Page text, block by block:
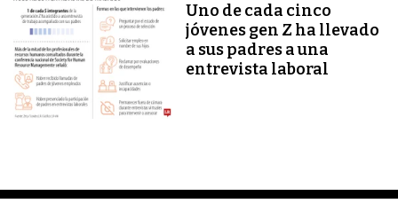
Uno de cada cinco
jóvenes gen Z ha llevado
a sus padres a una
entrevista laboral